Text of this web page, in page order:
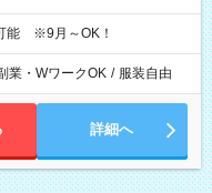
能 ※9月～OK！
業・WワークOK / 服装自由
詳細へ